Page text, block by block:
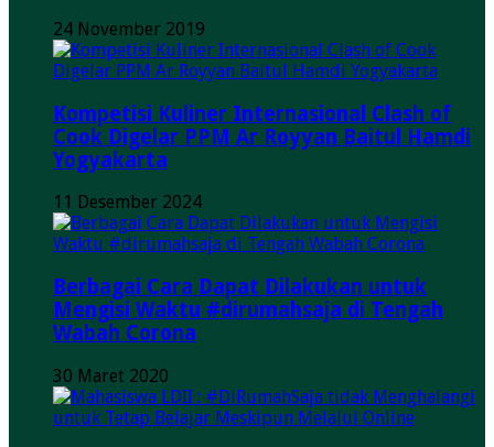
24 November 2019
Kompetisi Kuliner Internasional Clash of
Cook Digelar PPM Ar Royyan Baitul Hamdi
Yogyakarta
11 Desember 2024
Berbagai Cara Dapat Dilakukan untuk
Mengisi Waktu #dirumahsaja di Tengah
Wabah Corona
30 Maret 2020